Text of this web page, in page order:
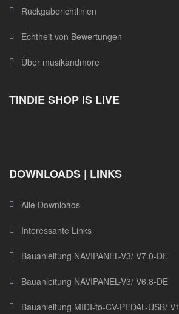
Rückgaberichtlinien
Echtheit von Bewertungen
Über musikandmore
TINDIE SHOP IS LIVE
DOWNLOADS | LINKS
Alle Downloads
Interessante Links
Bauanleitung NAVIPANEL-V3/ V7.0-DE
Bauanleitung NAVIPANEL-V3/ V6.8-DE
Bauanleitung MIDI-to-CV-PEDAL-USB/